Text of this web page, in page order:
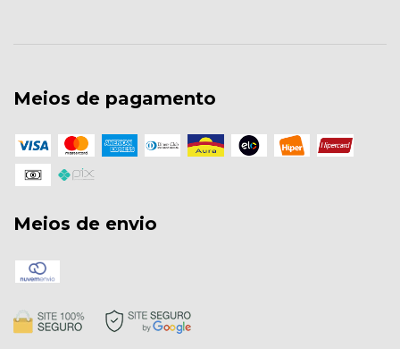
Meios de pagamento
Meios de envio